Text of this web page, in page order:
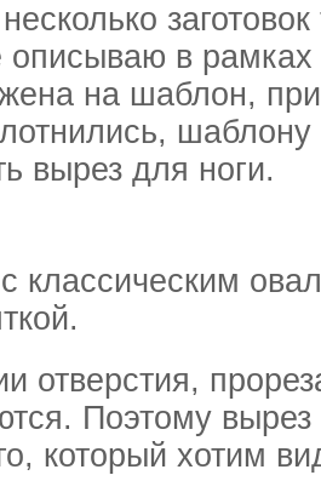
описываю в
на шаблон,
шаблону
вырез для ноги.
классическим
отверстия,
Поэтому
который хотим